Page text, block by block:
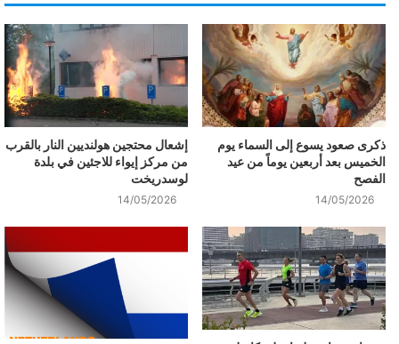
ذكرى صعود يسوع إلى السماء يوم
الخميس بعد أربعين يوماً من عيد
الفصح
14/05/2026
إشعال محتجين هولنديين النار بالقرب
من مركز إيواء للاجئين في بلدة
لوسدريخت
14/05/2026